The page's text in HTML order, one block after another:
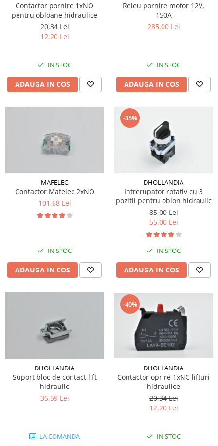
KIT GARNITURI
BURDUF PROTECTIE
MOTOARE ELECTRICE
ELECTRICE
POMPE HIDRAULICE
Bolturi, role si bucse
Hidraulice
Pompa si motor electric
Role, bolturi si bucse
Burdufe si cilindri hidraulici
Bolturi, role si bucse
Pompe si motoare electrice
Hidraulice
Motoare electrice si pompe
hidraulice
Cilindri si burdufe
Pompe si motoare electrice
Mecanica
Presuri camion
Lazi camion
Lanturi de zapada
Huse scaun camion
Scule camion
Stergatoare parbriz camion
Contactor pornire 1xNO
pentru obloane hidraulice
20,34 Lei
12,20 Lei
IN STOC
ADAUGA IN COS
Releu pornire motor 12V,
150A
285,00 Lei
IN STOC
ADAUGA IN COS
MAFELEC
Contactor Mafelec 2xNO
101,68 Lei
IN STOC
ADAUGA IN COS
-35%
DHOLLANDIA
Intrerupator rotativ cu 3
pozitii pentru oblon hidraulic
85,00 Lei
55,00 Lei
IN STOC
ADAUGA IN COS
DHOLLANDIA
Suport bloc de contact lift
hidraulic
35,59 Lei
LA COMANDA
-40%
DHOLLANDIA
Contactor oprire 1xNC lifturi
hidraulice
20,34 Lei
12,20 Lei
IN STOC